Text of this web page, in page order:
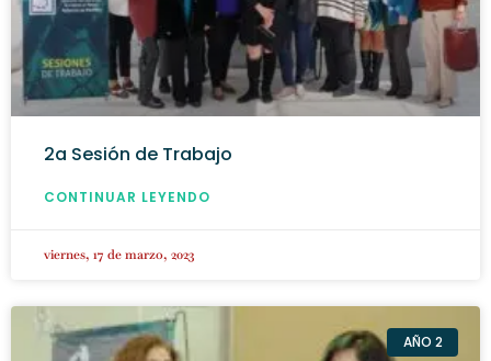
2a Sesión de Trabajo
CONTINUAR LEYENDO
viernes, 17 de marzo, 2023
AÑO 2